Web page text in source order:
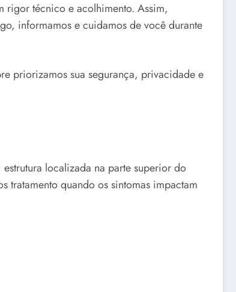
rigor técnico e acolhimento. Assim,
informamos e cuidamos de você durante
priorizamos sua segurança, privacidade e
localizada na parte superior do
quando os sintomas impactam